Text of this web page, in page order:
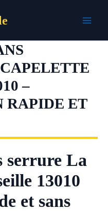
–
RAPIDE ET
serrure La
13010
et sans